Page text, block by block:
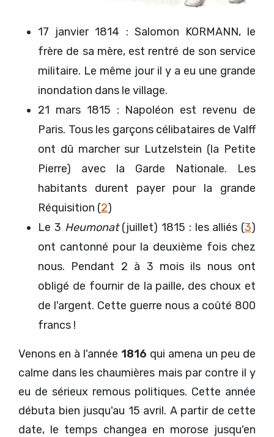
17 janvier 1814 : Salomon KORMANN, le
frère de sa mère, est rentré de son service
militaire. Le même jour il y a eu une grande
inondation dans le village.
21 mars 1815 : Napoléon est revenu de
Paris. Tous les garçons célibataires de Valff
ont dû marcher sur Lutzelstein (la Petite
Pierre) avec la Garde Nationale. Les
habitants durent payer pour la grande
Réquisition (2)
Le 3 Heumonat(juillet) 1815 : les alliés (3)
ont cantonné pour la deuxième fois chez
nous. Pendant 2 à 3 mois ils nous ont
obligé de fournir de la paille, des choux et
de l'argent. Cette guerre nous a coûté 800
francs !
Venons en à l'année 1816 qui amena un peu de
calme dans les chaumières mais par contre il y
eu de sérieux remous politiques. Cette année
débuta bien jusqu'au 15 avril. A partir de cette
date, le temps changea en morose jusqu'en